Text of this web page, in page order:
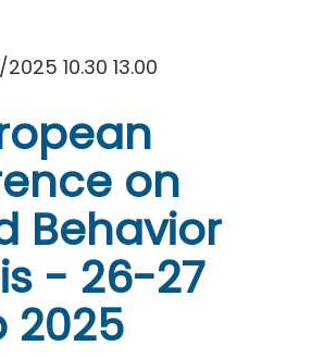
10.30 13.00
on
Behavior
- 26-27
2025